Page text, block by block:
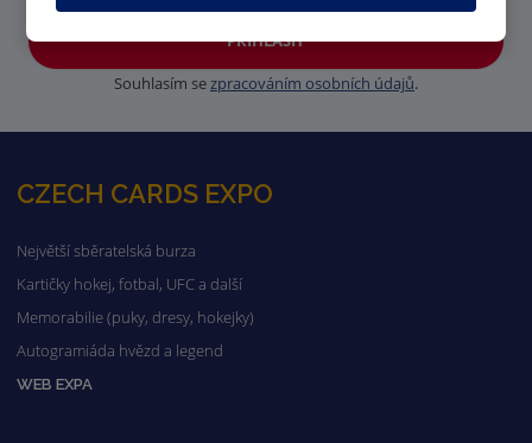
PŘIHLÁSIT
Souhlasím sezpracováním osobních údajů.
CZECH CARDS EXPO
Největší sběratelská burza
Kartičky hokej, fotbal, UFC a další
Memorabilie (puky, dresy, hokejky)
Autogramiáda hvězd a legend
WEB EXPA